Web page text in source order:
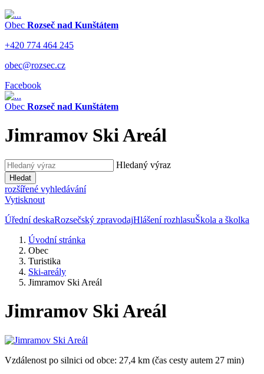
Obec Rozseč nad Kunštátem
+420 774 464 245
obec@rozsec.cz
Facebook
Obec Rozseč nad Kunštátem
Jimramov Ski Areál
Hledaný výraz
Hledat
rozšířené vyhledávání
Vytisknout
Úřední deskaRozsečský zpravodajHlášení rozhlasuŠkola a školka
Úvodní stránka
Obec
Turistika
Ski-areály
Jimramov Ski Areál
Jimramov Ski Areál
Vzdálenost po silnici od obce: 27,4 km (čas cesty autem 27 min)